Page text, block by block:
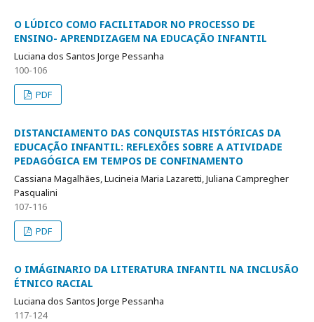
O LÚDICO COMO FACILITADOR NO PROCESSO DE
ENSINO- APRENDIZAGEM NA EDUCAÇÃO INFANTIL
Luciana dos Santos Jorge Pessanha
100-106
PDF
DISTANCIAMENTO DAS CONQUISTAS HISTÓRICAS DA
EDUCAÇÃO INFANTIL: REFLEXÕES SOBRE A ATIVIDADE
PEDAGÓGICA EM TEMPOS DE CONFINAMENTO
Cassiana Magalhães, Lucineia Maria Lazaretti, Juliana Campregher
Pasqualini
107-116
PDF
O IMÁGINARIO DA LITERATURA INFANTIL NA INCLUSÃO
ÉTNICO RACIAL
Luciana dos Santos Jorge Pessanha
117-124